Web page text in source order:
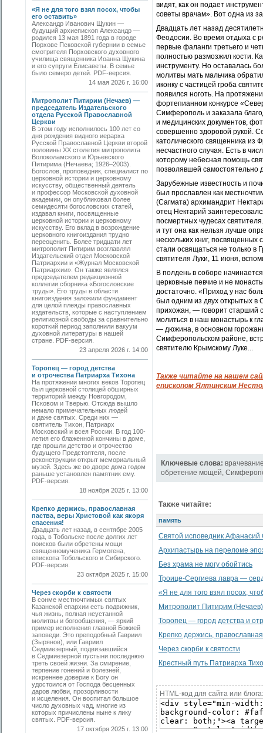
«Я не для того взял посох, чтобы
его оставить»
Александр Иванович Щукин —
будущий архиепископ Александр —
родился 13 мая 1891 года в городе
Порхове Псковской губернии в семье
смотрителя Порховского духовного
училища священника Иоанна Щукина
и его супруги Елисаветы. В семье
было семеро детей. PDF-версия.
14 мая 2026 г. 16:00
Митрополит Питирим (Нечаев) —
председатель Издательского
отдела Русской Православной
Церкви
В этом году исполнилось 100 лет со
дня рождения видного иерарха
Русской Православной Церкви второй
половины XX столетия митрополита
Волоколамского и Юрьевского
Питирима (Нечаева; 1926–2003).
Богослов, проповедник, специалист по
церковной истории и церковному
искусству, общественный деятель
и профессор Московской духовной
академии, он опубликовал более
семидесяти богословских статей,
издавал книги, посвященные
церковной истории и церковному
искусству. Его вклад в возрождение
церковного книгоиздания трудно
переоценить. Более тридцати лет
митрополит Питирим возглавлял
Издательский отдел Московской
Патриархии и «Журнал Московской
Патриархии». Он также являлся
председателем редакционной
коллегии сборника «Богословские
труды». Его труды в области
книгоиздания заложили фундамент
для целой плеяды православных
издательств, которые с наступлением
религиозной свободы за сравнительно
короткий период заполнили вакуум
духовной литературы в нашей
стране. PDF-версия.
23 апреля 2026 г. 14:00
Торопец — город детства
и отрочества Патриарха Тихона
На протяжении многих веков Торопец
был церковной столицей обширных
территорий между Новгородом,
Псковом и Тверью. Отсюда вышло
немало примечательных людей
и даже святых. Среди них —
святитель Тихон, Патриарх
Московский и всея России. В год 100-
летия его блаженной кончины в доме,
где прошли детство и отрочество
будущего Предстоятеля, после
реконструкции открыт мемориальный
музей. Здесь же во дворе дома годом
раньше установлен памятник ему.
PDF-версия.
18 ноября 2025 г. 13:00
Крепко держись, православная
паства, веры Христовой как якоря
спасения!
Двадцать лет назад, в сентябре 2005
года, в Тобольске после долгих лет
поисков были обретены мощи
священномученика Гермогена,
епископа Тобольского и Сибирского.
PDF-версия.
23 октября 2025 г. 15:00
Через скорби к святости
В сонме местночтимых святых
Казанской епархии есть подвижник,
чья жизнь, полная неустанной
молитвы и богообщения, — яркий
пример исполнения главной Божией
заповеди. Это преподобный Гавриил
(Зырянов), или Гавриил
Седмиезерный, подвизавшийся
в Седмиезерной пустыни последнюю
треть своей жизни. За смирение,
терпение гонений и болезней,
искреннее доверие к Богу он
удостоился от Господа бесценных
даров любви, прозорливости
и исцеления. Он воспитал большое
число духовных чад, многие из
которых причислены ныне к лику
святых. PDF-версия.
17 октября 2025 г. 13:00
видят, как он подает
советы врачам». Вот одна из
Двадцать лет назад
Феодосии. Во время отдыха с
первые фаланги третьего и
полностью размозжил кости.
инструменту. Но оставалась
молитвы мать мальчика
иконку с частицей гроба
появился ноготь. На
фортепианном конкурсе
Симферополь и заказала
и медицинских документов,
совершенно здоровой рукой.
католического священника из
несчастного случая. Есть в
которому небесная помощь
позволявшей само­стоятельно
Зарубежные известность и
был прославлен как
(Сагмата) архимандрит
отец Нектарий
посмертных чудесах
и тут она как нельзя лучше
нескольких книг,
стали освящаться не только в
святителя Луки, 11 июня,
В полдень в соборе
церковные певчие и не
достаточно. «Приход у нас
был одним из двух открытых
прихожан, — говорит старший
молиться в наш монастырь к
— дюжина, в основном
Симферопольском районе,
святителю Крымскому Луке...
Также читайте на нашем
епископом Ялтинским
Ключевые слова:
обретение мощей,
Также читайте:
память
Святой исповедник Афанасий
Архипастырь на переломе
Без храма не могу обойтись
Троице-Сергиева лавра —
«Я не для того взял посох,
Митрополит Питирим
Торопец — город детства и
Крепко держись,
Через скорби к святости
Крестный путь Патриарха
HTML-код для сайта или блога: